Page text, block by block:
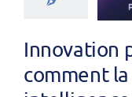
Innovation
comment